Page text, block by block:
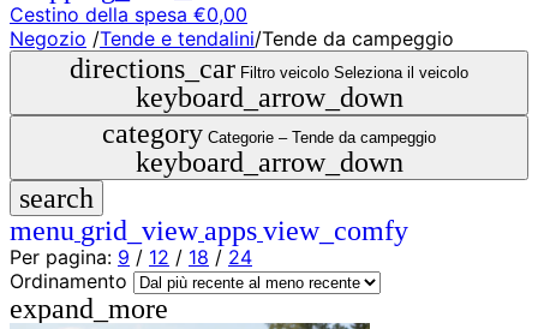
Cestino della spesa €0,00
close
menu storefront
Negozio
🇩🇪
DE
🇮🇹
IT
Prodotti
search
Negozio /Tende e tendalini/Tende da campeggio
directions_car Filtro veicolo Seleziona il veicolo
keyboard_arrow_down
category Categorie – Tende da campeggio
keyboard_arrow_down
search
menu grid_viewappsview_comfy
Per pagina: 9 / 12 / 18 / 24
Ordinamento
expand_more